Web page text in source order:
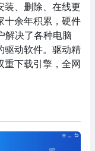
装、删除、在线更
十余年积累，硬件
解决了各种电脑
驱动软件。驱动精
重下载引擎，全网